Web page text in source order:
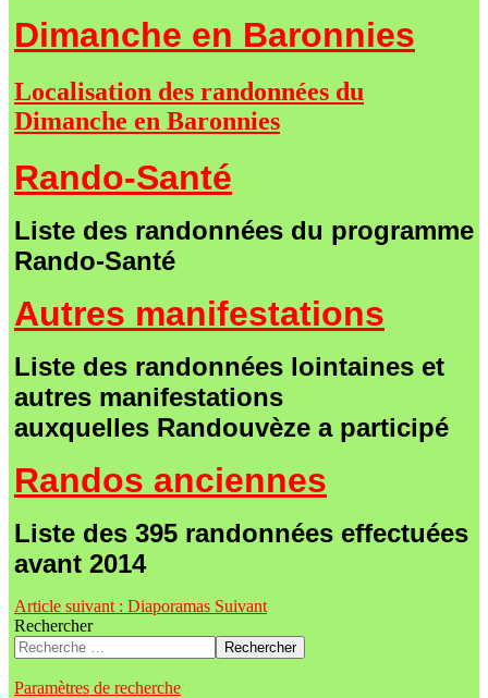
Dimanche en Baronnies
Localisation des randonnées du
Dimanche en Baronnies
Rando-Santé
Liste des randonnées du programme
Rando-Santé
Autres manifestations
Liste des randonnées lointaines et
autres manifestations
auxquelles Randouvèze a participé
Randos anciennes
Liste des 395 randonnées effectuées
avant 2014
Article suivant : Diaporamas Suivant
Rechercher
Rechercher
Paramètres de recherche